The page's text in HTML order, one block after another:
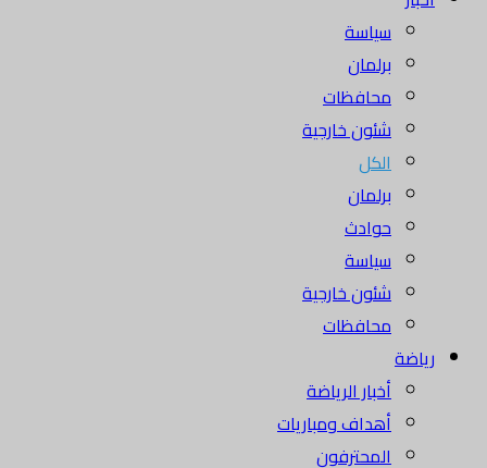
سياسة
برلمان
محافظات
شئون خارجية
الكل
برلمان
حوادث
سياسة
شئون خارجية
محافظات
رياضة
أخبار الرياضة
أهداف ومباريات
المحترفون